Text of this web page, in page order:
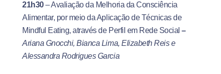
21h30– Avaliação da Melhoria da Consciência
Alimentar, por meio da Aplicação de Técnicas de
Mindful Eating, através de Perfil em Rede Social –
Ariana Gnocchi, Bianca Lima, Elizabeth Reis e
Alessandra Rodrigues Garcia